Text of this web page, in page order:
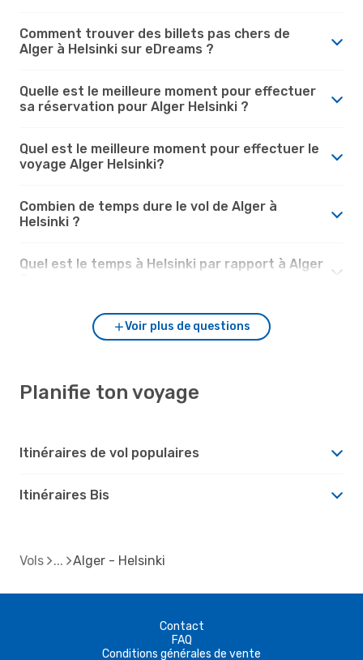
Comment trouver des billets pas chers de
Alger à Helsinki sur eDreams ?
Quelle est le meilleure moment pour effectuer
sa réservation pour Alger Helsinki ?
Quel est le meilleure moment pour effectuer le
voyage Alger Helsinki?
Combien de temps dure le vol de Alger à
Helsinki ?
Quel est le temps à Helsinki par rapport à Alger
Voir plus de questions
Planifie ton voyage
Itinéraires de vol populaires
Itinéraires Bis
Vols Alger - Helsinki
Contact
FAQ
Conditions générales de vente